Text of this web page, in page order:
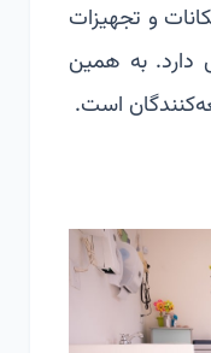
و تجهیزات
دارد. به همین
است.